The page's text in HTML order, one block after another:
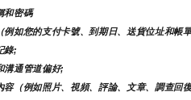
和密碼
例如您的支付卡號、到期日、送貨位址和帳
錄;
溝通管道偏好;
容（例如照片、視頻、評論、文章、調查回